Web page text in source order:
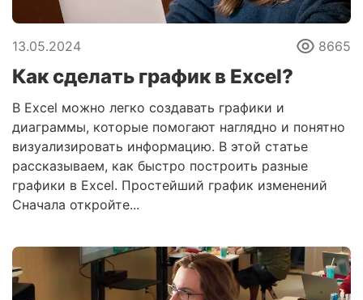
13.05.2024 8665
Как сделать график в Excel?
В Excel можно легко создавать графики и
диаграммы, которые помогают наглядно и понятно
визуализировать информацию. В этой статье
рассказываем, как быстро построить разные
графики в Excel. Простейший график изменений
Сначала откройте...